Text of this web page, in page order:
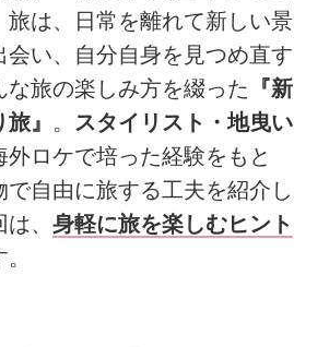
旅は、日常を離れて新しい景
会い、自分自身を見つめ直す
な旅の楽しみ方を綴った 『新
』 。 スタイリスト・地曳い
外ロケで培った経験をもと
で自由に旅する工夫を紹介し
、 身軽に旅を楽しむヒント